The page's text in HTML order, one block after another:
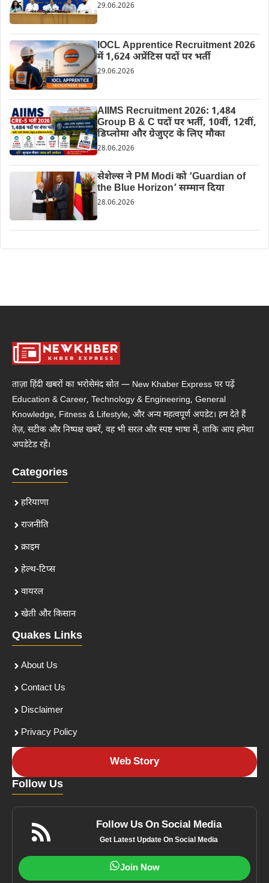
29.06.2026
IOCL Apprentice Recruitment 2026
में 1,624 अप्रेंटिस पदों पर भर्ती
29.06.2026
AIIMS Recruitment 2026: 1,484
Group B & C पदों पर भर्ती, 10वीं, 12वीं,
डिप्लोमा और ग्रेजुएट के लिए मौका
28.06.2026
सेशेल्स ने PM Modi को ‘Guardian of
the Blue Horizon’ सम्मान दिया
28.06.2026
ताज़ा हिंदी खबरों का भरोसेमंद स्रोत — New Khaber Express पर पढ़ें
Education & Career, Technology & Engineering, General
Knowledge, Fitness & Lifestyle, और अन्य महत्वपूर्ण अपडेट। हम देते हैं
तेज़, सटीक और निष्पक्ष खबरें, वह भी सरल और स्पष्ट भाषा में, ताकि आप हमेशा
अपडेटेड रहें।
Categories
हरियाणा
राजनीति
क्राइम
हेल्थ-टिप्स
वायरल
खेती और किसान
Quakes Links
About Us
Contact Us
Disclaimer
Privacy Policy
Web Story
Follow Us
Follow Us On Social Media
Get Latest Update On Social Media
Join Now